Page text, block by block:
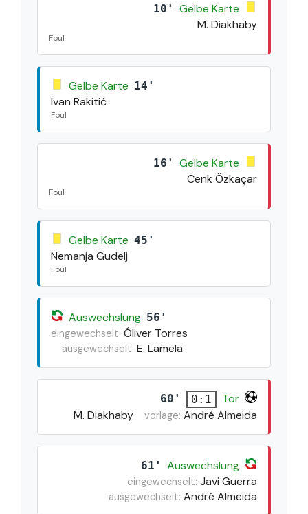
10'
Gelbe Karte
M. Diakhaby
Foul
Gelbe Karte 14'
Ivan Rakitić
Foul
16'
Gelbe Karte
Cenk Özkaçar
Foul
Gelbe Karte 45'
Nemanja Gudelj
Foul
Auswechslung 56'
eingewechselt: Óliver Torres
ausgewechselt: E. Lamela
60' 0:1
Tor
M. Diakhaby
vorlage: André Almeida
61' Auswechslung
eingewechselt: Javi Guerra
ausgewechselt: André Almeida